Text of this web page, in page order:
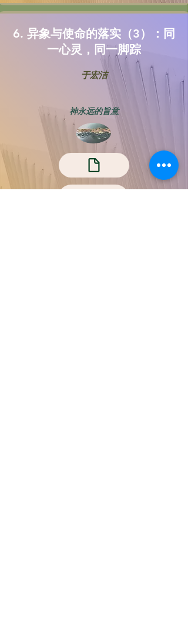
6. 异象与使命的落实（3）：同
一心灵，同一脚踪
于宏洁
神永远的旨意